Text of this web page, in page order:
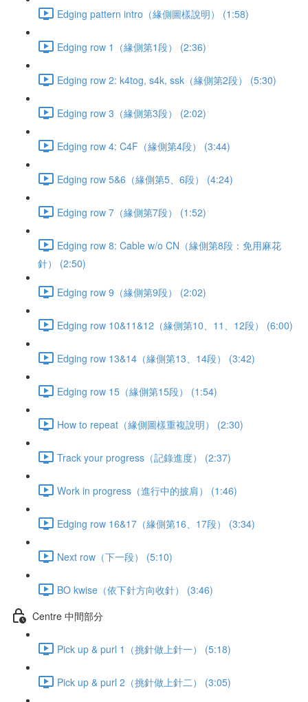
Edging pattern intro（緣側圖樣說明） (1:58)
Edging row 1（緣側第1段） (2:36)
Edging row 2: k4tog, s4k, ssk（緣側第2段） (5:30)
Edging row 3（緣側第3段） (2:02)
Edging row 4: C4F（緣側第4段） (3:44)
Edging row 5&6（緣側第5、6段） (4:24)
Edging row 7（緣側第7段） (1:52)
Edging row 8: Cable w/o CN（緣側第8段：免用麻花
針） (2:50)
Edging row 9（緣側第9段） (2:02)
Edging row 10&11&12（緣側第10、11、12段） (6:00)
Edging row 13&14（緣側第13、14段） (3:42)
Edging row 15（緣側第15段） (1:54)
How to repeat（緣側圖樣重複說明） (2:30)
Track your progress（記錄進度） (2:37)
Work in progress（進行中的披肩） (1:46)
Edging row 16&17（緣側第16、17段） (3:34)
Next row（下一段） (5:10)
BO kwise（依下針方向收針） (3:46)
Centre 中間部分
Pick up & purl 1（挑針做上針一） (5:18)
Pick up & purl 2（挑針做上針二） (3:05)